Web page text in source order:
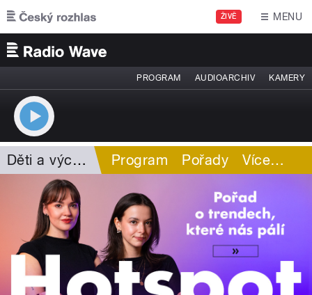
Přejít k hlavnímu obsahu
ŽIVĚ MENU
PROGRAM AUDIOARCHIV KAMERY
Děti a výchova Program Pořady Více…